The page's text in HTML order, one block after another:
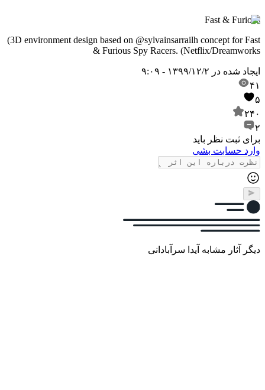
Fast & Furious
(3D environment design based on @sylvainsarrailh concept for Fast
& Furious Spy Racers. (Netflix/Dreamworks
ایجاد شده در ۱۳۹۹/۱۲/۲ - ۹:۰۹
۴۱
۵
۲۴۰
۲
برای ثبت نظر باید
وارد حسابت بشی
دیگر آثار مشابه آیدا سرآبادانی